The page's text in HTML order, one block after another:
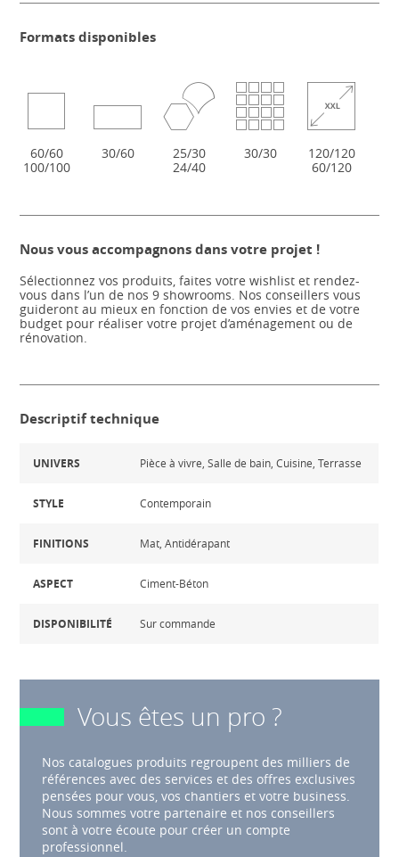
Formats disponibles
60/60
100/100
30/60
25/30
24/40
30/30
120/120
60/120
Nous vous accompagnons dans votre projet !
Sélectionnez vos produits, faites votre wishlist et rendez-
vous dans l’un de nos 9 showrooms. Nos conseillers vous
guideront au mieux en fonction de vos envies et de votre
budget pour réaliser votre projet d’aménagement ou de
rénovation.
Descriptif technique
UNIVERS Pièce à vivre, Salle de bain, Cuisine, Terrasse
STYLE Contemporain
FINITIONS Mat, Antidérapant
ASPECT Ciment-Béton
DISPONIBILITÉ Sur commande
Vous êtes un pro ?
Nos catalogues produits regroupent des milliers de
références avec des services et des offres exclusives
pensées pour vous, vos chantiers et votre business.
Nous sommes votre partenaire et nos conseillers
sont à votre écoute pour créer un compte
professionnel.